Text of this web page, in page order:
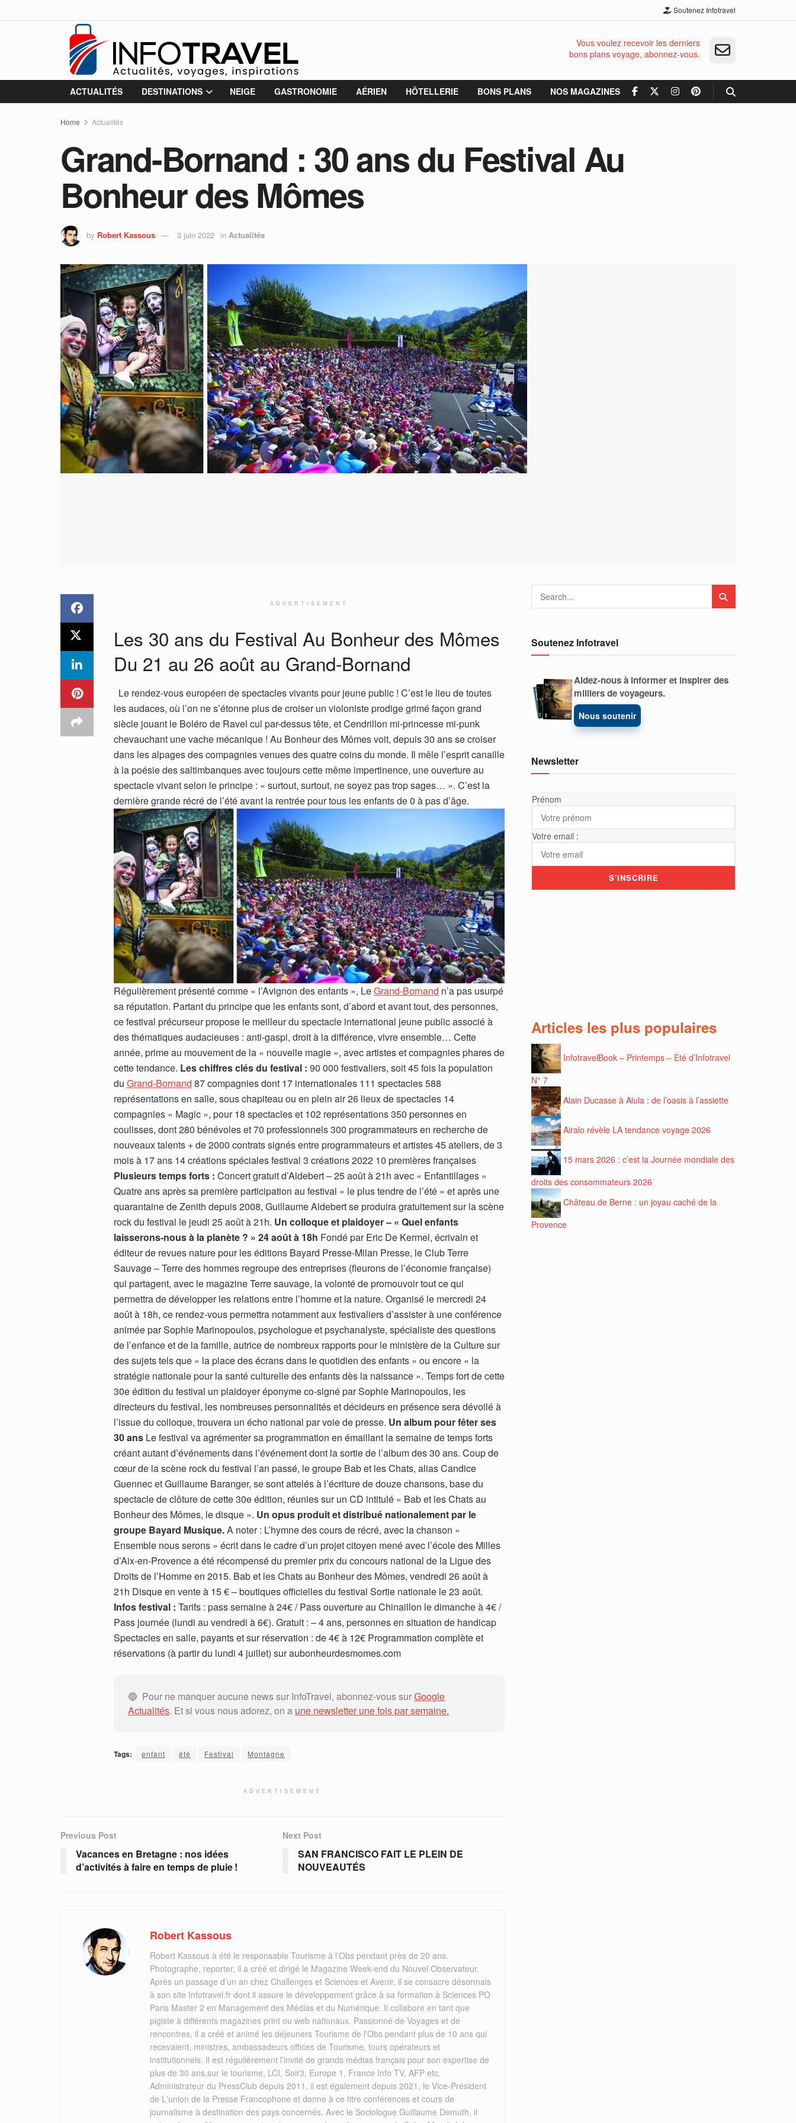
Soutenez Infotravel
Vous voulez recevoir les derniers
bons plans voyage, abonnez-vous.
ACTUALITÉS DESTINATIONS NEIGE GASTRONOMIE AÉRIEN HÔTELLERIE BONS PLANS NOS MAGAZINES
Home Actualités
Grand-Bornand : 30 ans du Festival Au
Bonheur des Mômes
by Robert Kassous 3 juin 2022 in Actualités
ADVERTISEMENT
Les 30 ans du Festival Au Bonheur des Mômes
Du 21 au 26 août au Grand-Bornand
Le rendez-vous européen de spectacles vivants pour jeune public ! C’est le lieu de toutes
les audaces, où l’on ne s’étonne plus de croiser un violoniste prodige grimé façon grand
siècle jouant le Boléro de Ravel cul par-dessus tête, et Cendrillon mi-princesse mi-punk
chevauchant une vache mécanique ! Au Bonheur des Mômes voit, depuis 30 ans se croiser
dans les alpages des compagnies venues des quatre coins du monde. Il mêle l’esprit canaille
à la poésie des saltimbanques avec toujours cette même impertinence, une ouverture au
spectacle vivant selon le principe : « surtout, surtout, ne soyez pas trop sages… ». C’est la
dernière grande récré de l’été avant la rentrée pour tous les enfants de 0 à pas d’âge.
Régulièrement présenté comme « l’Avignon des enfants », LeGrand-Bornand n’a pas usurpé
sa réputation. Partant du principe que les enfants sont, d’abord et avant tout, des personnes,
ce festival précurseur propose le meilleur du spectacle international jeune public associé à
des thématiques audacieuses : anti-gaspi, droit à la différence, vivre ensemble… Cette
année, prime au mouvement de la « nouvelle magie », avec artistes et compagnies phares de
cette tendance. Les chiffres clés du festival : 90 000 festivaliers, soit 45 fois la population
du Grand-Bornand 87 compagnies dont 17 internationales 111 spectacles 588
représentations en salle, sous chapiteau ou en plein air 26 lieux de spectacles 14
compagnies « Magic », pour 18 spectacles et 102 représentations 350 personnes en
coulisses, dont 280 bénévoles et 70 professionnels 300 programmateurs en recherche de
nouveaux talents + de 2000 contrats signés entre programmateurs et artistes 45 ateliers, de 3
mois à 17 ans 14 créations spéciales festival 3 créations 2022 10 premières françaises
Plusieurs temps forts : Concert gratuit d’Aldebert – 25 août à 21h avec « Enfantillages »
Quatre ans après sa première participation au festival « le plus tendre de l’été » et après une
quarantaine de Zenith depuis 2008, Guillaume Aldebert se produira gratuitement sur la scène
rock du festival le jeudi 25 août à 21h. Un colloque et plaidoyer – « Quel enfants
laisserons-nous à la planète ? » 24 août à 18h Fondé par Eric De Kermel, écrivain et
éditeur de revues nature pour les éditions Bayard Presse-Milan Presse, le Club Terre
Sauvage – Terre des hommes regroupe des entreprises (fleurons de l’économie française)
qui partagent, avec le magazine Terre sauvage, la volonté de promouvoir tout ce qui
permettra de développer les relations entre l’homme et la nature. Organisé le mercredi 24
août à 18h, ce rendez-vous permettra notamment aux festivaliers d’assister à une conférence
animée par Sophie Marinopoulos, psychologue et psychanalyste, spécialiste des questions
de l’enfance et de la famille, autrice de nombreux rapports pour le ministère de la Culture sur
des sujets tels que « la place des écrans dans le quotidien des enfants » ou encore « la
stratégie nationale pour la santé culturelle des enfants dès la naissance ». Temps fort de cette
30e édition du festival un plaidoyer éponyme co-signé par Sophie Marinopoulos, les
directeurs du festival, les nombreuses personnalités et décideurs en présence sera dévoilé à
l’issue du colloque, trouvera un écho national par voie de presse. Un album pour fêter ses
30 ans Le festival va agrémenter sa programmation en émaillant la semaine de temps forts
créant autant d’événements dans l’événement dont la sortie de l’album des 30 ans. Coup de
cœur de la scène rock du festival l’an passé, le groupe Bab et les Chats, alias Candice
Guennec et Guillaume Baranger, se sont attelés à l’écriture de douze chansons, base du
spectacle de clôture de cette 30e édition, réunies sur un CD intitulé « Bab et les Chats au
Bonheur des Mômes, le disque ». Un opus produit et distribué nationalement par le
groupe Bayard Musique.A noter : L’hymne des cours de récré, avec la chanson «
Ensemble nous serons » écrit dans le cadre d’un projet citoyen mené avec l’école des Milles
d’Aix-en-Provence a été récompensé du premier prix du concours national de la Ligue des
Droits de l’Homme en 2015. Bab et les Chats au Bonheur des Mômes, vendredi 26 août à
21h Disque en vente à 15 € – boutiques officielles du festival Sortie nationale le 23 août.
Infos festival : Tarifs : pass semaine à 24€ / Pass ouverture au Chinaillon le dimanche à 4€ /
Pass journée (lundi au vendredi à 6€). Gratuit : – 4 ans, personnes en situation de handicap
Spectacles en salle, payants et sur réservation : de 4€ à 12€ Programmation complète et
réservations (à partir du lundi 4 juillet) sur aubonheurdesmomes.com
🔵 Pour ne manquer aucune news sur InfoTravel, abonnez-vous surGoogle
Actualités. Et si vous nous adorez, on a une newsletter une fois par semaine.
Tags: enfant été Festival Montagne
ADVERTISEMENT
Previous Post
Vacances en Bretagne : nos idées
d’activités à faire en temps de pluie !
Next Post
SAN FRANCISCO FAIT LE PLEIN DE
NOUVEAUTÉS
Robert Kassous
Robert Kassous à été le responsable Tourisme à l’Obs pendant près de 20 ans.
Photographe, reporter, il a créé et dirigé le Magazine Week-end du Nouvel Observateur.
Après un passage d’un an chez Challenges et Sciences et Avenir, il se consacre désormais
à son site Infotravel.fr dont il assure le développement grâce à sa formation à Sciences PO
Paris Master 2 en Management des Médias et du Numérique. Il collabore en tant que
pigiste à différents magazines print ou web nationaux. Passionné de Voyages et de
rencontres, il a créé et animé les déjeuners Tourisme de l'Obs pendant plus de 10 ans qui
recevaient, ministres, ambassadeurs offices de Tourisme, tours opérateurs et
institutionnels. Il est régulièrement l’invité de grands médias français pour son expertise de
plus de 30 ans,sur le tourisme, LCI, Soir3, Europe 1, France Info TV, AFP etc.
Administrateur du PressClub depuis 2011, il est également depuis 2021, le Vice-Président
de L'union de la Presse Francophone et donne à ce titre conférences et cours de
journalisme à destination des pays concernés. Avec le Sociologue Guillaume Demuth, il
Soutenez Infotravel
Aidez-nous à informer et inspirer des
milliers de voyageurs.
Nous soutenir
Newsletter
Prénom
Votre email :
Articles les plus populaires
InfotravelBook – Printemps – Eté d’Infotravel
N° 7
Alain Ducasse à Alula : de l’oasis à l’assiette
Airalo révèle LA tendance voyage 2026
15 mars 2026 : c’est la Journée mondiale des
droits des consommateurs 2026
Château de Berne : un joyau caché de la
Provence